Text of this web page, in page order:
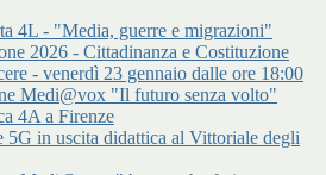
4L - "Media, guerre e migrazioni"
2026 - Cittadinanza e Costituzione
- venerdì 23 gennaio dalle ore 18:00
Medi@vox "Il futuro senza volto"
4A a Firenze
5G in uscita didattica al Vittoriale degli